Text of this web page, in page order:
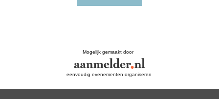
Mogelijk gemaakt door
eenvoudig evenementen organiseren